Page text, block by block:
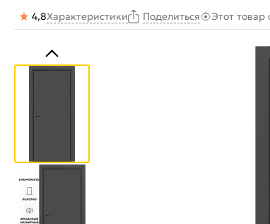
4,8Характеристики Поделиться Этот товар